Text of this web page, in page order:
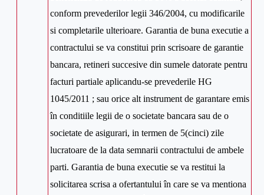
conform prevederilor legii 346/2004, cu modificarile
si completarile ulterioare. Garantia de buna executie a
contractului se va constitui prin scrisoare de garantie
bancara, retineri succesive din sumele datorate pentru
facturi partiale aplicandu-se prevederile HG
1045/2011 ; sau orice alt instrument de garantare emis
în conditiile legii de o societate bancara sau de o
societate de asigurari, in termen de 5(cinci) zile
lucratoare de la data semnarii contractului de ambele
parti. Garantia de buna executie se va restitui la
solicitarea scrisa a ofertantului în care se va mentiona